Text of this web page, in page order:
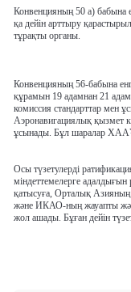
Конвенцияның 50 а) бабына
қа дейін арттыру
тұрақты органы.
Конвенцияның 56-бабына
құрамын 19 адамнан 21
комиссия стандарттар мен
Аэронавигациялық қызмет
ұсынады. Бұл шаралар ХААҰ
Осы түзетулерді
міндеттемелерге
қатысуға, Орталық Азияның
және ИКАО-ның жауапты
жол ашады. Бұған дейін